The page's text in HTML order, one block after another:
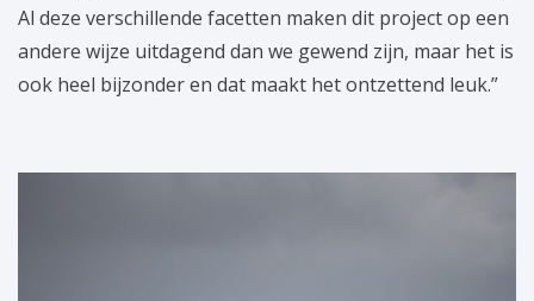
Al deze verschillende facetten maken dit project op een
andere wijze uitdagend dan we gewend zijn, maar het is
ook heel bijzonder en dat maakt het ontzettend leuk.”